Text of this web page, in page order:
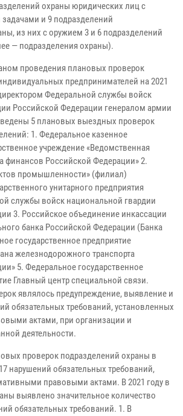
охраны юридических лиц с
и 9 подразделений
из них с оружием 3 и 6 подразделений
— подразделения охраны).
проведения плановых проверок
предпринимателей на 2021
Федеральной службы войск
Российской Федерации генералом армии
5 плановых выездных проверок
1. Федеральное казенное
учреждение «Ведомственная
финансов Российской Федерации» 2.
промышленности» (филиал)
унитарного предприятия
службы войск национальной гвардии
3. Российское объединение инкассации
банка Российской Федерации (Банка
государственное предприятие
железнодорожного транспорта
5. Федеральное государственное
Главный центр специальной связи.
являлось предупреждение, выявление и
обязательных требований, установленных
актами, при организации и
деятельности.
проверок подразделений охраны в
нарушений обязательных требований,
правовыми актами. В 2021 году в
выявлено значительное количество
обязательных требований. 1. В